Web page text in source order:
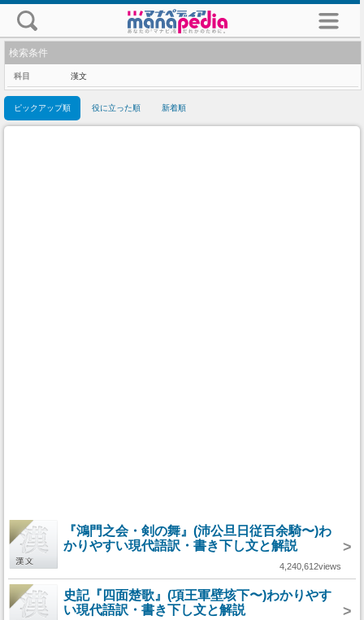
検索条件
科目 漢文
ピックアップ順 役に立った順 新着順
『鴻門之会・剣の舞』(沛公旦日従百余騎〜)わ
かりやすい現代語訳・書き下し文と解説
>
4,240,612views
史記『四面楚歌』(項王軍壁垓下〜)わかりやす
い現代語訳・書き下し文と解説
>